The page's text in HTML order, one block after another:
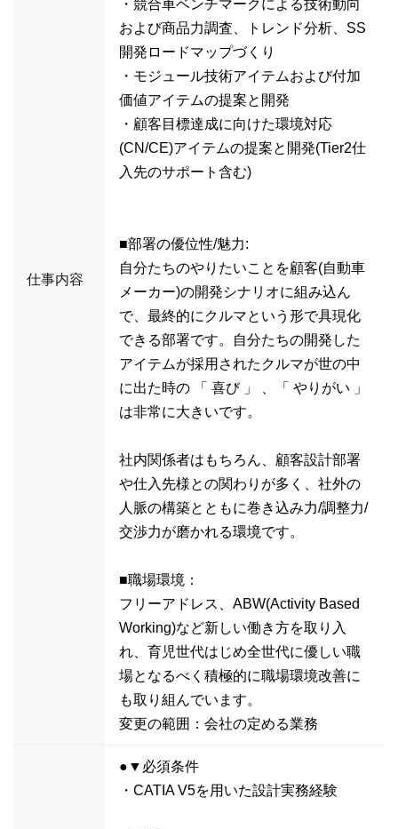
仕事内容
・競合車ベンチマークによる技術動向
および商品力調査、トレンド分析、SS
開発ロードマップづくり
・モジュール技術アイテムおよび付加
価値アイテムの提案と開発
・顧客目標達成に向けた環境対応
(CN/CE)アイテムの提案と開発(Tier2仕
入先のサポート含む)
■部署の優位性/魅力:
自分たちのやりたいことを顧客(自動車
メーカー)の開発シナリオに組み込ん
で、最終的にクルマという形で具現化
できる部署です。自分たちの開発した
アイテムが採用されたクルマが世の中
に出た時の 「 喜び 」 、「 やりがい 」
は非常に大きいです。
社内関係者はもちろん、顧客設計部署
や仕入先様との関わりが多く、社外の
人脈の構築とともに巻き込み力/調整力/
交渉力が磨かれる環境です。
■職場環境：
フリーアドレス、ABW(Activity Based
Working)など新しい働き方を取り入
れ、育児世代はじめ全世代に優しい職
場となるべく積極的に職場環境改善に
も取り組んでいます。
変更の範囲：会社の定める業務
●▼必須条件
・CATIA V5を用いた設計実務経験